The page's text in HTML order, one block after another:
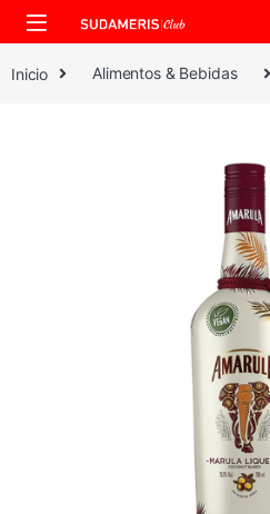
Skip to navigation
Skip to content
Inicio Alimentos & Bebidas